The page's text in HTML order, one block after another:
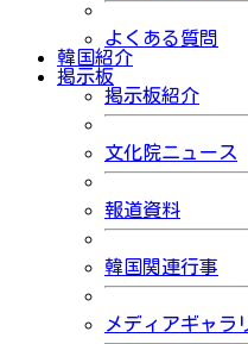
よくある質問
韓国紹介
掲示板
掲示板紹介
文化院ニュース
報道資料
韓国関連行事
メディアギャラ